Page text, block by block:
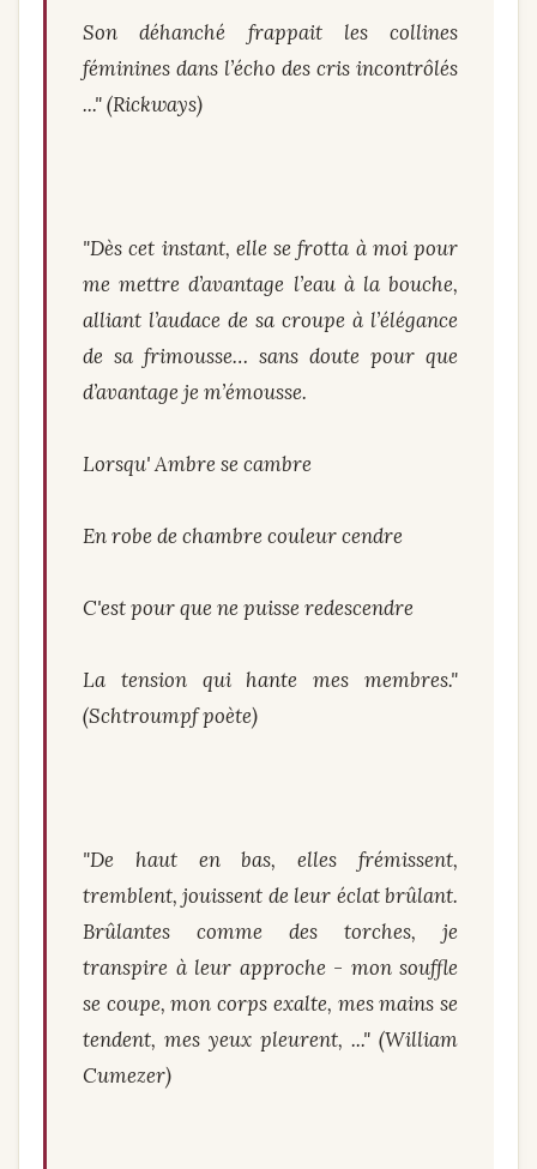
Son déhanché frappait les collines
féminines dans l’écho des cris incontrôlés
..." (Rickways)
"Dès cet instant, elle se frotta à moi pour
me mettre d’avantage l’eau à la bouche,
alliant l’audace de sa croupe à l’élégance
de sa frimousse… sans doute pour que
d’avantage je m’émousse.
Lorsqu' Ambre se cambre
En robe de chambre couleur cendre
C'est pour que ne puisse redescendre
La tension qui hante mes membres."
(Schtroumpf poète)
"De haut en bas, elles frémissent,
tremblent, jouissent de leur éclat brûlant.
Brûlantes comme des torches, je
transpire à leur approche - mon souffle
se coupe, mon corps exalte, mes mains se
tendent, mes yeux pleurent, ..." (William
Cumezer)